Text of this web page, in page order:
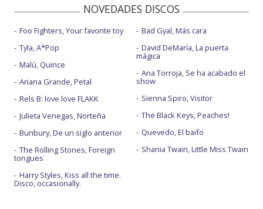
NOVEDADES DISCOS
Foo Fighters, Your favorite toy
Tyla, A*Pop
Malú, Quince
Ariana Grande, Petal
Rels B: love love FLAKK
Julieta Venegas, Norteña
Bunbury, De un siglo anterior
The Rolling Stones, Foreign
tongues
Harry Styles, Kiss all the time.
Disco, occasionally.
Bad Gyal, Más cara
David DeMaría, La puerta
mágica
Ana Torroja, Se ha acabado el
show
Sienna Spiro, Visitor
The Black Keys, Peaches!
Quevedo, El baifo
Shania Twain, Little Miss Twain